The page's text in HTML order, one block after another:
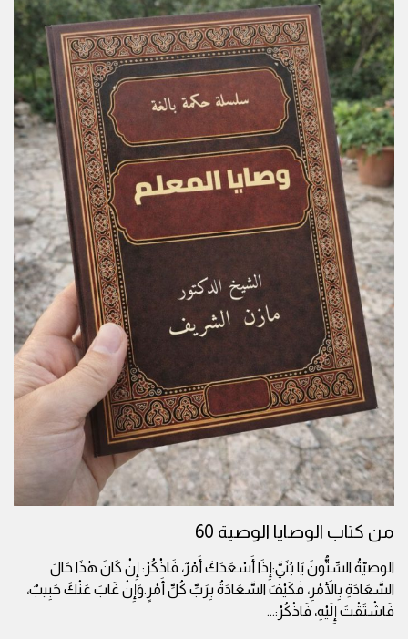
من كتاب الوصايا الوصية 60
الوصيّةُ السِّتُّونَ يَا بُنَيَّ:إِذَا أَسْعَدَكَ أَمْرٌ، فَاذْكُرْ: إِنْ كَانَ هٰذَا حَالَ
السَّعَادَةِ بِالأَمْرِ، فَكَيْفَ السَّعَادَةُ بِرَبِّ كُلِّ أَمْرٍ.وَإِنْ غَابَ عَنْكَ حَبِيبٌ،
فَاشْتَقْتَ إِلَيْهِ، فَاذْكُرْ:...